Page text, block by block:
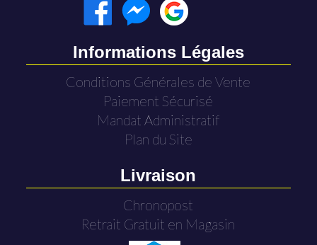
Informations Légales
Conditions Générales de Vente
Paiement Sécurisé
Mandat Administratif
Plan du Site
Livraison
Chronopost
Retrait Gratuit en Magasin